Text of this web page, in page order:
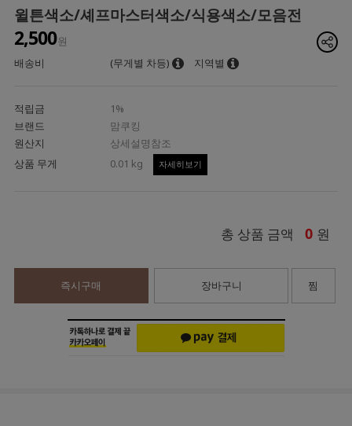
윌튼색소/셰프마스터색소/식용색소/모음전
2,500원
배송비
(무게별 차등) 지역별
적립금
1%
브랜드
맘쿠킹
원산지
상세설명참조
상품 무게
0.01 kg 자세히보기
총 상품 금액 0 원
즉시구매 장바구니 찜